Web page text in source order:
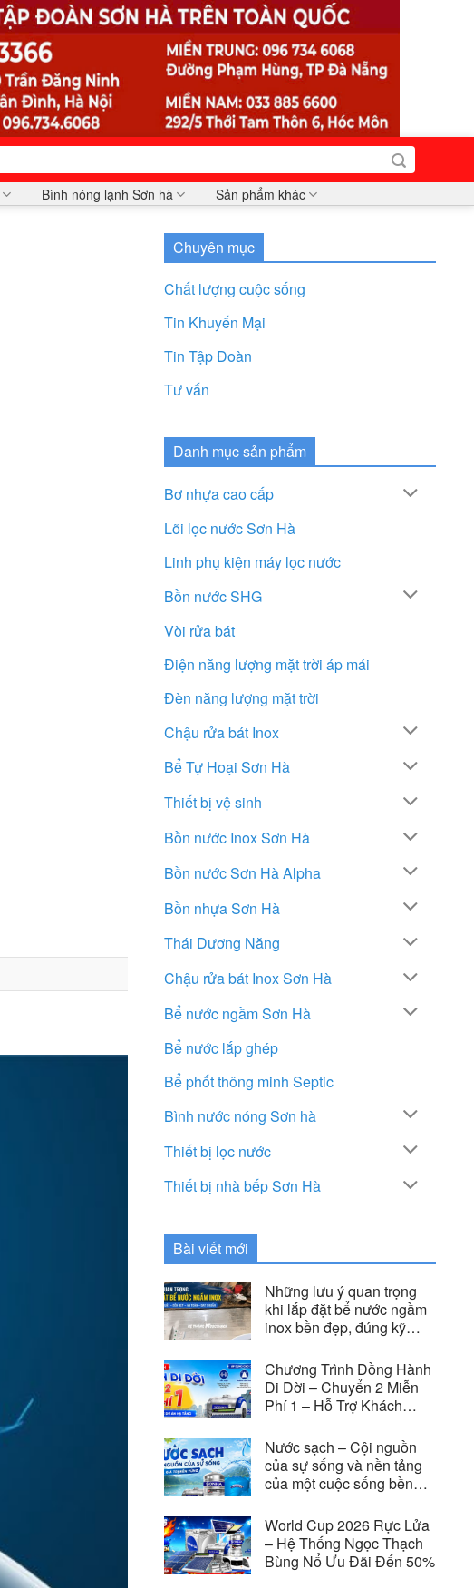
Bình nóng lạnh Sơn hà Sản phẩm khác
Chuyên mục
Chất lượng cuộc sống
Tin Khuyến Mại
Tin Tập Đoàn
Tư vấn
Danh mục sản phẩm
Bơ nhựa cao cấp
Lõi lọc nước Sơn Hà
Linh phụ kiện máy lọc nước
Bồn nước SHG
Vòi rửa bát
Điện năng lượng mặt trời áp mái
Đèn năng lượng mặt trời
Chậu rửa bát Inox
Bể Tự Hoại Sơn Hà
Thiết bị vệ sinh
Bồn nước Inox Sơn Hà
Bồn nước Sơn Hà Alpha
Bồn nhựa Sơn Hà
Thái Dương Năng
Chậu rửa bát Inox Sơn Hà
Bể nước ngầm Sơn Hà
Bể nước lắp ghép
Bể phốt thông minh Septic
Bình nước nóng Sơn hà
Thiết bị lọc nước
Thiết bị nhà bếp Sơn Hà
Bài viết mới
Những lưu ý quan trọng
khi lắp đặt bể nước ngầm
inox bền đẹp, đúng kỹ
Chương Trình Đồng Hành
Di Dời – Chuyển 2 Miễn
Phí 1 – Hỗ Trợ Khách
Án Hạ Tầng
Nước sạch – Cội nguồn
của sự sống và nền tảng
của một cuộc sống bền
World Cup 2026 Rực Lửa
– Hệ Thống Ngọc Thạch
Bùng Nổ Ưu Đãi Đến 50%